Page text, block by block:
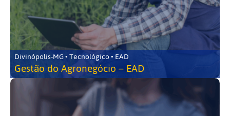
Divinópolis-MG • Tecnológico • EAD
Gestão do Agronegócio – EAD